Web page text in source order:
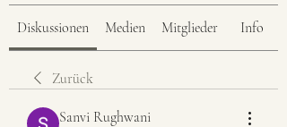
Diskussionen Medien Mitglieder Info
Zurück
Sanvi Rughwani